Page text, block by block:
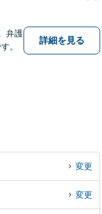
弁護
。
詳細を見る
変更
変更